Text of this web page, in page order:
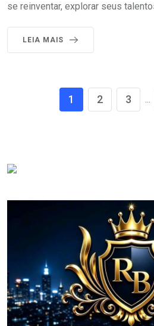
se reinventar, explorar seus
LEIA MAIS
1 2 3 ...